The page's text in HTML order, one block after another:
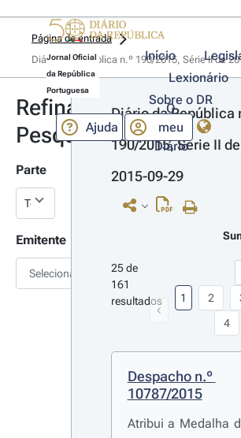
Jornal Oficial
da República
Portuguesa
Início
Lexionário
Sobre o DR
Ajuda
O
meu
Diário
Página de entrada
Diário da República n.º 190/2015, Série II de
Refinar
Pesquisa
Parte
Emitente
Selecionar
Diário da República
190/2015, Série II de
2015-09-29
25 de
161
resultados
1 2
4
Despacho n.º
10787/2015
Atribui a Medalha